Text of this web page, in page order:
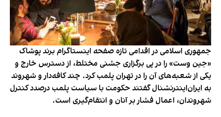
جمهوری اسلامی در اقدامی تازه صفحه اینستاگرام برند پوشاک
«جین وست» را در پی برگزاری جشنی مختلط، از دسترس خارج و
یکی از شعبه‌های آن را در تهران پلمب کرد. چند کافه‌‌دار و شهروند
به ایران‌اینترنشنال گفتند حکومت با سیاست پلمب درصدد کنترل
شهروندان، اعمال فشار بر آنان و انتقام‌گیری است.